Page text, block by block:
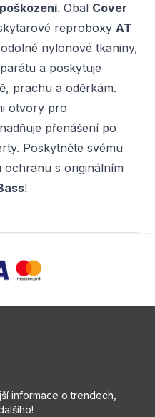
. Obal Cover
reproboxy AT
nylonové tkaniny,
a poskytuje
prachu a oděrkám.
otvory pro
přenášení po
Poskytněte svému
s originálním
!
informace o trendech,